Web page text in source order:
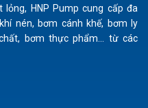
chế tạo với sự chú trọng
HNP Pump cung cấp đa
nén, bơm cánh khế, bơm ly
bơm thực phẩm... từ các